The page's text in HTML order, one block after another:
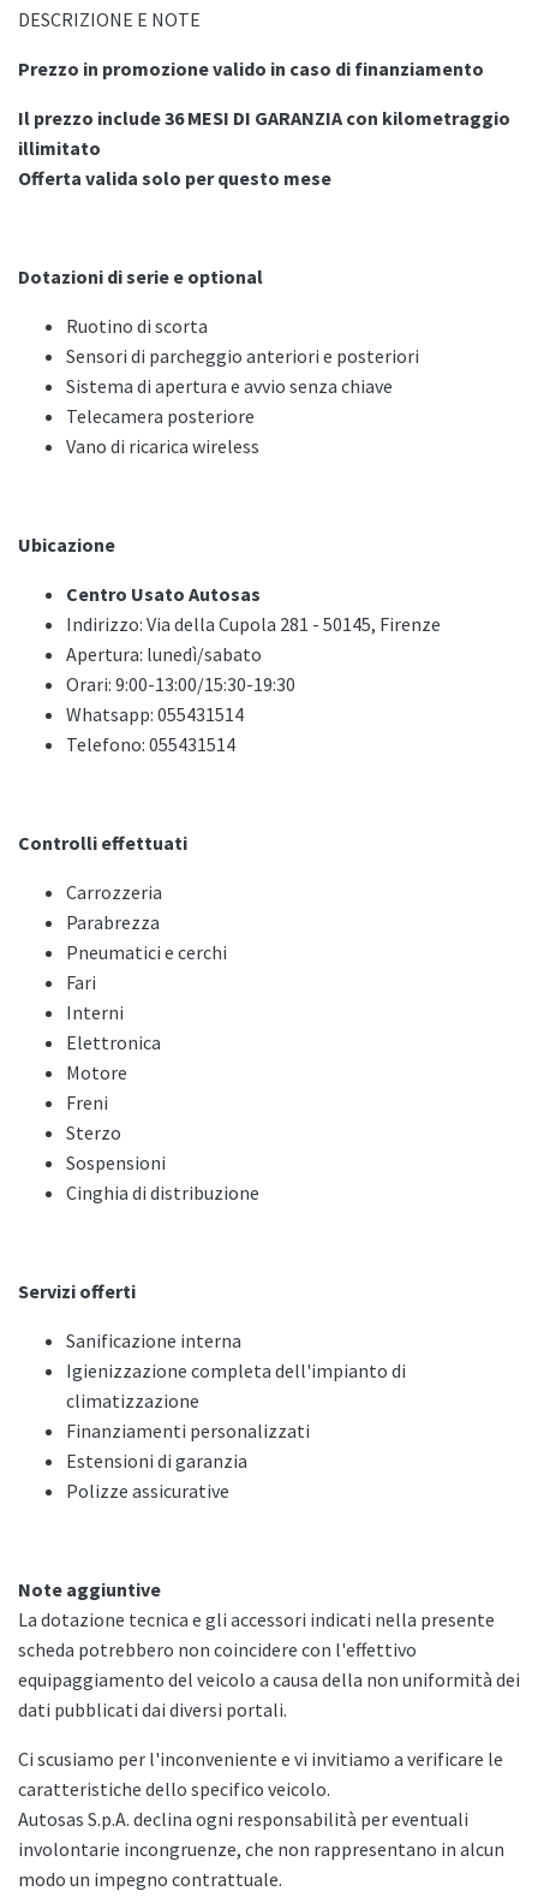
DESCRIZIONE E NOTE
Prezzo in promozione valido in caso di finanziamento
Il prezzo include 36 MESI DI GARANZIA con kilometraggio
illimitato
Offerta valida solo per questo mese
Dotazioni di serie e optional
Ruotino di scorta
Sensori di parcheggio anteriori e posteriori
Sistema di apertura e avvio senza chiave
Telecamera posteriore
Vano di ricarica wireless
Ubicazione
Centro Usato Autosas
Indirizzo: Via della Cupola 281 - 50145, Firenze
Apertura: lunedì/sabato
Orari: 9:00-13:00/15:30-19:30
Whatsapp: 055431514
Telefono: 055431514
Controlli effettuati
Carrozzeria
Parabrezza
Pneumatici e cerchi
Fari
Interni
Elettronica
Motore
Freni
Sterzo
Sospensioni
Cinghia di distribuzione
Servizi offerti
Sanificazione interna
Igienizzazione completa dell'impianto di
climatizzazione
Finanziamenti personalizzati
Estensioni di garanzia
Polizze assicurative
Note aggiuntive
La dotazione tecnica e gli accessori indicati nella presente
scheda potrebbero non coincidere con l'effettivo
equipaggiamento del veicolo a causa della non uniformità dei
dati pubblicati dai diversi portali.
Ci scusiamo per l'inconveniente e vi invitiamo a verificare le
caratteristiche dello specifico veicolo.
Autosas S.p.A. declina ogni responsabilità per eventuali
involontarie incongruenze, che non rappresentano in alcun
modo un impegno contrattuale.